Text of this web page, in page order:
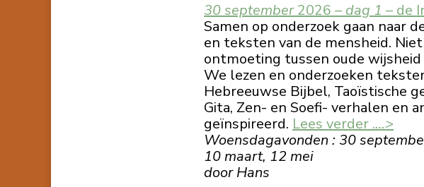
30 september2026 –dag 1– de
Samen op onderzoek gaan naar
en teksten van de mensheid.
ontmoeting tussen oude
We lezen en onderzoeken
Hebreeuwse Bijbel, Taoïstische
Gita, Zen- en Soefi- verhalen en
geïnspireerd. Lees verder .…>
Woensdagavonden : 30
10 maart, 12 mei
door Hans